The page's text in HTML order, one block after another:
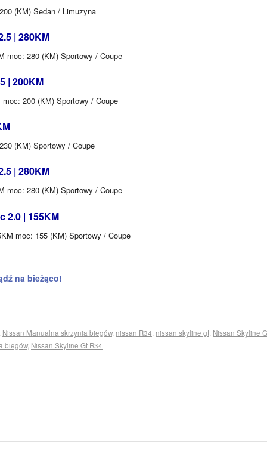
(KM) Sedan / Limuzyna
| 280KM
moc: 280 (KM) Sportowy / Coupe
| 200KM
200 (KM) Sportowy / Coupe
(KM) Sportowy / Coupe
| 280KM
moc: 280 (KM) Sportowy / Coupe
2.0 | 155KM
moc: 155 (KM) Sportowy / Coupe
na bieżąco!
Nissan Manualna skrzynia biegów, nissan R34 nissan skyline gt Nissan Skyline
biegów, Nissan Skyline Gt R34